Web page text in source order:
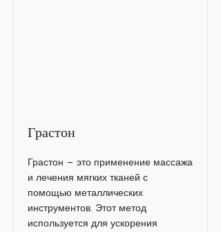
Грастон
Грастон – это применение массажа
и лечения мягких тканей с
помощью металлических
инструментов. Этот метод
используется для ускорения